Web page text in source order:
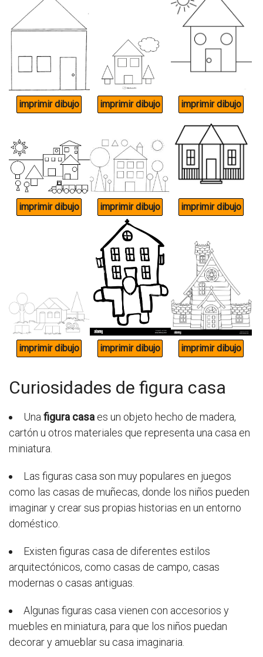
Curiosidades de figura casa
Una figura casa es un objeto hecho de madera,
cartón u otros materiales que representa una casa en
miniatura.
Las figuras casa son muy populares en juegos
como las casas de muñecas, donde los niños pueden
imaginar y crear sus propias historias en un entorno
doméstico.
Existen figuras casa de diferentes estilos
arquitectónicos, como casas de campo, casas
modernas o casas antiguas.
Algunas figuras casa vienen con accesorios y
muebles en miniatura, para que los niños puedan
decorar y amueblar su casa imaginaria.